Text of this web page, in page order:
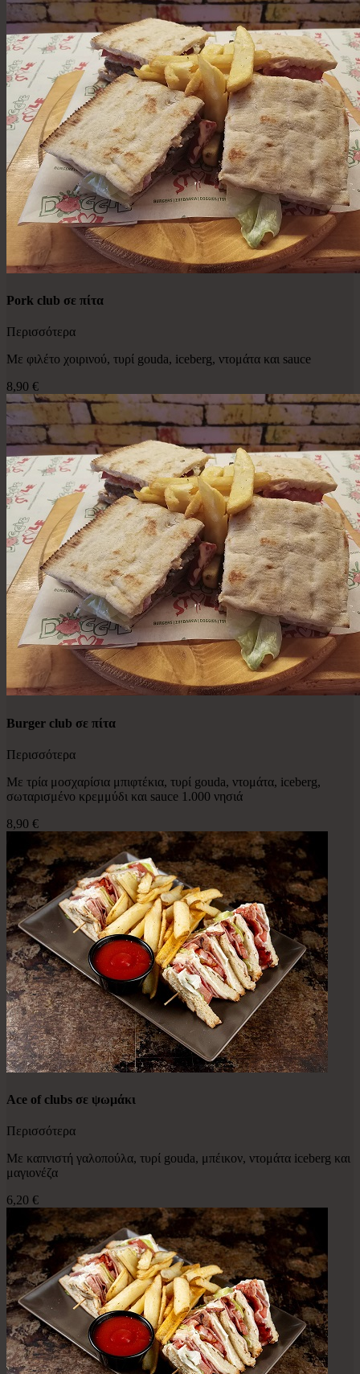
Pork club σε πίτα
Περισσότερα
Με φιλέτο χοιρινού, τυρί gouda, iceberg, ντομάτα και sauce
8,90 €
Burger club σε πίτα
Περισσότερα
Με τρία μοσχαρίσια μπιφτέκια, τυρί gouda, ντομάτα, iceberg,
σωταρισμένο κρεμμύδι και sauce 1.000 νησιά
8,90 €
Ace of clubs σε ψωμάκι
Περισσότερα
Με καπνιστή γαλοπούλα, τυρί gouda, μπέικον, ντομάτα iceberg και
μαγιονέζα
6,20 €